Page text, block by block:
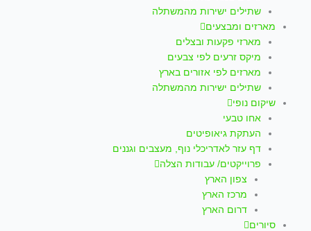
o
k
f
e
r
a
m
p
שתילים ישירות מהמשתלה
מארזים ומבצעים
מארזי פקעות ובצלים
מיקס זרעים לפי צבעים
מארזים לפי אזורים בארץ
שתילים ישירות מהמשתלה
שיקום נופי
אחו טבעי
העתקת גיאופיטים
דף עזר לאדריכלי נוף, מעצבים וגננים
פרוייקטים/ עבודות הצלה
צפון הארץ
מרכז הארץ
דרום הארץ
סיורים